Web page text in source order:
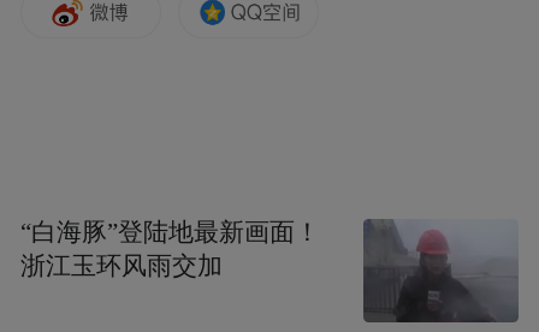
听感受作曲家陈其钢“悲喜同源“的生命哲学
叩问，而影片所传递出来的勇敢做自己，走
回自己的世界，也被观众深深共鸣。
“白海豚”登陆地最新画面！
浙江玉环风雨交加